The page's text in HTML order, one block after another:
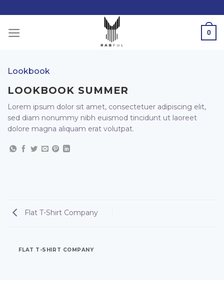
to
content
0
Lookbook
LOOKBOOK SUMMER
Lorem ipsum dolor sit amet, consectetuer adipiscing elit,
sed diam nonummy nibh euismod tincidunt ut laoreet
dolore magna aliquam erat volutpat.
Flat T-Shirt Company
FLAT T-SHIRT COMPANY